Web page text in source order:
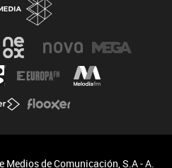
de Comunicación, S.A - A.